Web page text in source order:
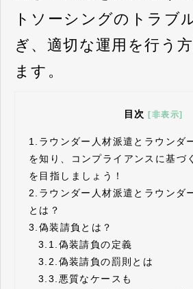
トソーシングのトラブ
ぎ、適切な運用を行う
ます。
目次 [非表示]
1. ラウンダー人材派遣とラウンダ
を知り、コンプライアンスに基づ
を目指しましょう！
2. ラウンダー人材派遣とラウンダ
とは？
3. 偽装請負とは？
3.1. 偽装請負の定義
3.2. 偽装請負の罰則とは
3.3. 悪質なケースも